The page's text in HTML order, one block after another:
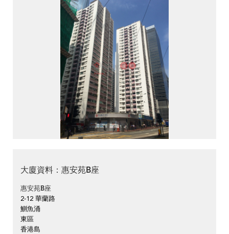
大廈資料：惠安苑B座
惠安苑B座
2-12 華蘭路
鰂魚涌
東區
香港島